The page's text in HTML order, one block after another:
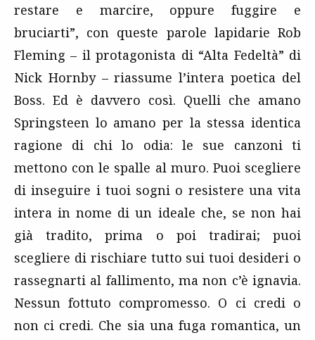
restare e marcire, oppure fuggire e
bruciarti”, con queste parole lapidarie Rob
Fleming – il protagonista di “Alta Fedeltà” di
Nick Hornby – riassume l’intera poetica del
Boss. Ed è davvero così. Quelli che amano
Springsteen lo amano per la stessa identica
ragione di chi lo odia: le sue canzoni ti
mettono con le spalle al muro. Puoi scegliere
di inseguire i tuoi sogni o resistere una vita
intera in nome di un ideale che, se non hai
già tradito, prima o poi tradirai; puoi
scegliere di rischiare tutto sui tuoi desideri o
rassegnarti al fallimento, ma non c’è ignavia.
Nessun fottuto compromesso. O ci credi o
non ci credi. Che sia una fuga romantica, un